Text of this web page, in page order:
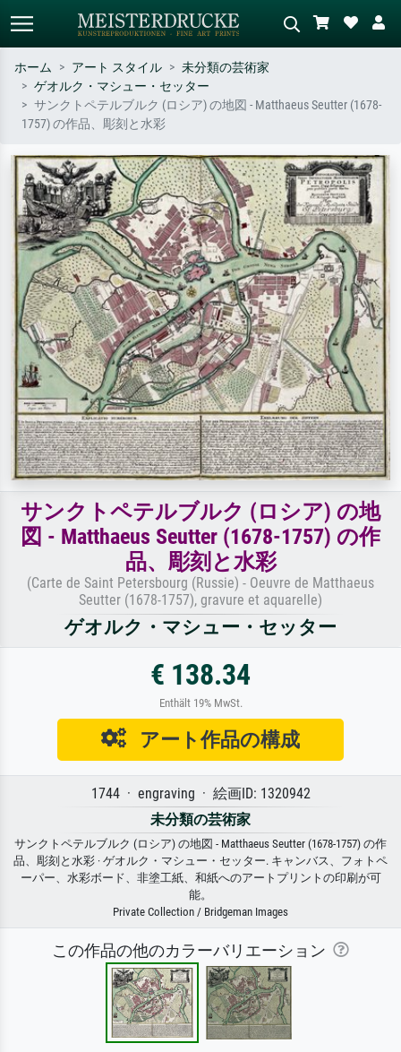
標準検索 AI画像検索
作家名・作品名・スタイルで検索
斎の波、ヌード。
油絵、木のそばの立ち姿のヌー
ド。
ホーム アート スタイル
未分類の芸術家
ゲオルク・マシュー・セッター
サンクトペテルブルク (ロシア) の地図 - Matthaeus Seutter (1678-
1757) の作品、彫刻と水彩
サンクトペテルブルク (ロシア) の地
図 - Matthaeus Seutter (1678-1757) の作
品、彫刻と水彩
(Carte de Saint Petersbourg (Russie) - Oeuvre de Matthaeus
Seutter (1678-1757), gravure et aquarelle)
ゲオルク・マシュー・セッター
€ 138.34
Enthält 19% MwSt.
アート作品の構成
1744 · engraving · 絵画ID: 1320942
未分類の芸術家
サンクトペテルブルク (ロシア) の地図 - Matthaeus Seutter (1678-1757) の作
品、彫刻と水彩 · ゲオルク・マシュー・セッター. キャンバス、フォトペ
ーパー、水彩ボード、非塗工紙、和紙へのアートプリントの印刷が可
能。
Private Collection / Bridgeman Images
この作品の他のカラーバリエーション